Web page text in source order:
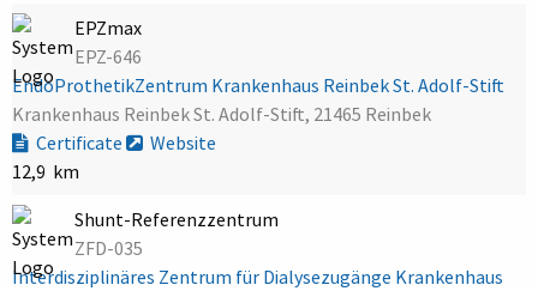
EPZmax
EPZ-646
EndoProthetikZentrum Krankenhaus Reinbek St. Adolf-Stift
Krankenhaus Reinbek St. Adolf-Stift, 21465 Reinbek
Certificate
Website
12,9 km
Shunt-Referenzzentrum
ZFD-035
Interdisziplinäres Zentrum für Dialysezugänge Krankenhaus